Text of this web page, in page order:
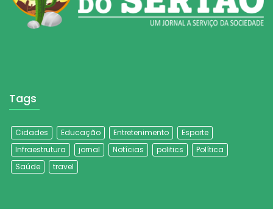
Tags
Cidades Educação Entretenimento
Esporte
Infraestrutura
jornal Notícias politics
Política
Saúde
travel